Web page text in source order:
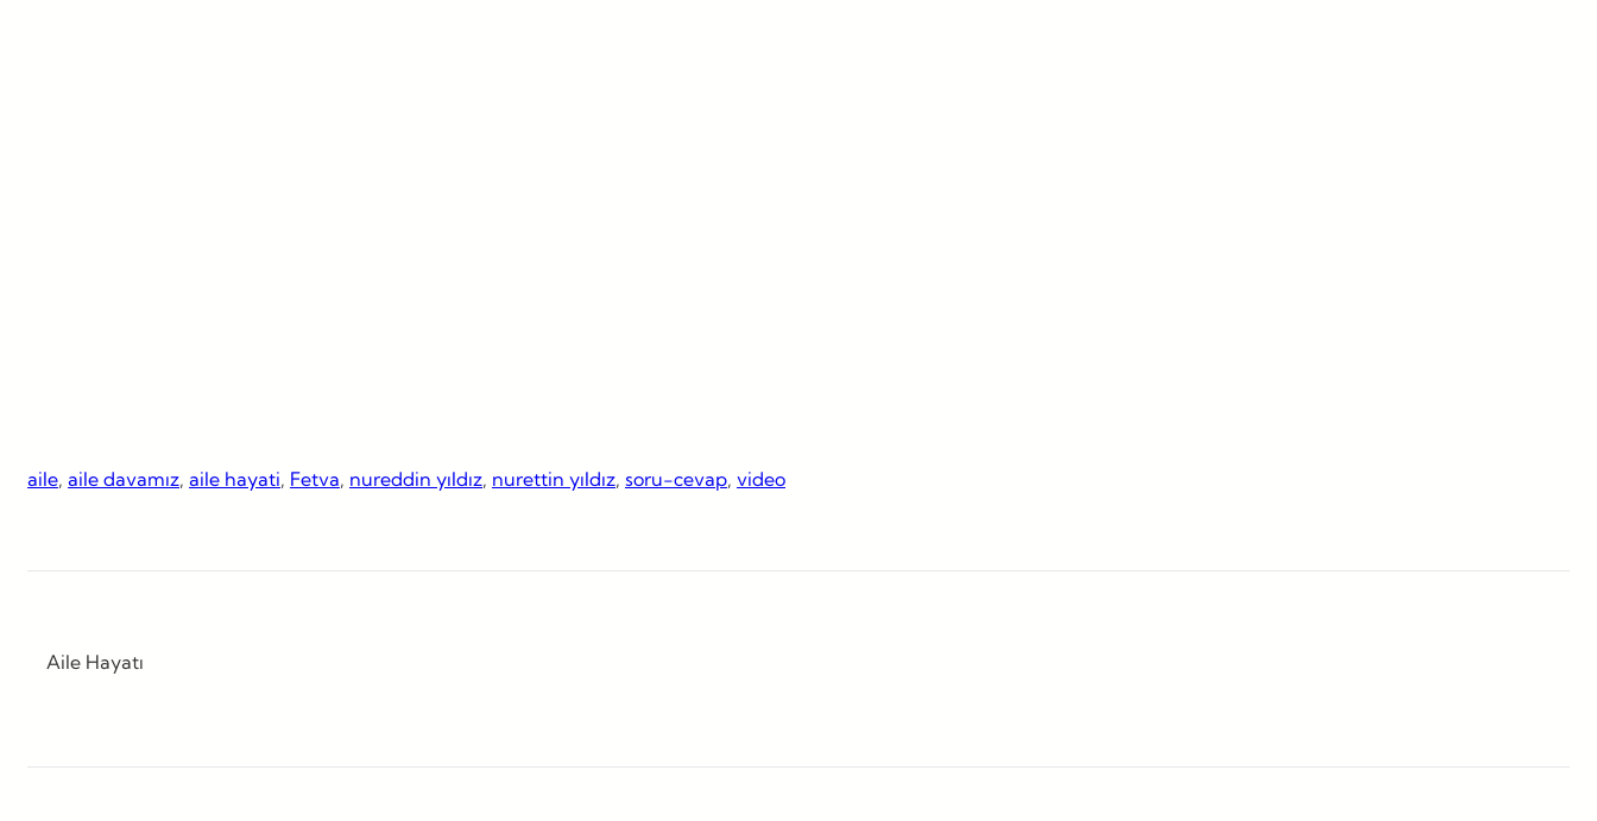
aile, aile davamız, aile hayati, Fetva, nureddin yıldız, nurettin yıldız, soru-cevap, video
Aile Hayatı